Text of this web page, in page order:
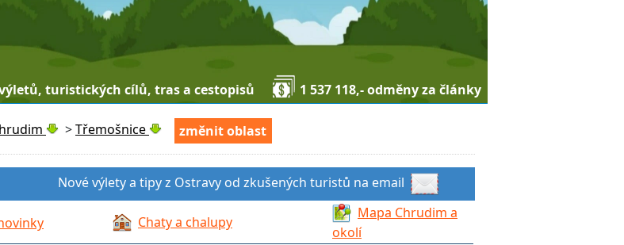
výletů, turistických cílů, tras a cestopisů 1 537 118,- odměny za články
>Třemošnice změnit oblast
Nové výlety a tipy z Ostravy od zkušených turistů na email
Chaty a chalupy
Mapa Chrudim a
okolí